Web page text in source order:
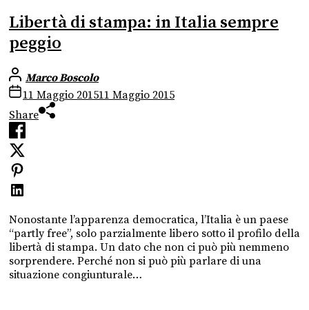
Libertà di stampa: in Italia sempre
peggio
Marco Boscolo
11 Maggio 201511 Maggio 2015
Share
Nonostante l’apparenza democratica, l’Italia è un paese
“partly free”, solo parzialmente libero sotto il profilo della
libertà di stampa. Un dato che non ci può più nemmeno
sorprendere. Perché non si può più parlare di una
situazione congiunturale…